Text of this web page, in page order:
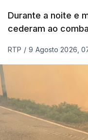
Durante a noite e
cederam ao
RTP / 9 Agosto 2026,